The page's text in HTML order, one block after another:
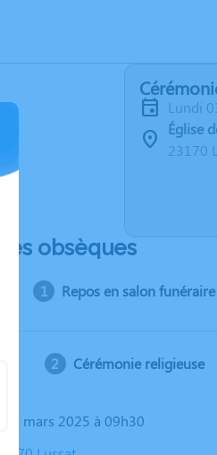
lundi
Église
23170
obsèques
Repos en salon funéraire
Cérémonie religieuse
03 mars 2025 à 09h30